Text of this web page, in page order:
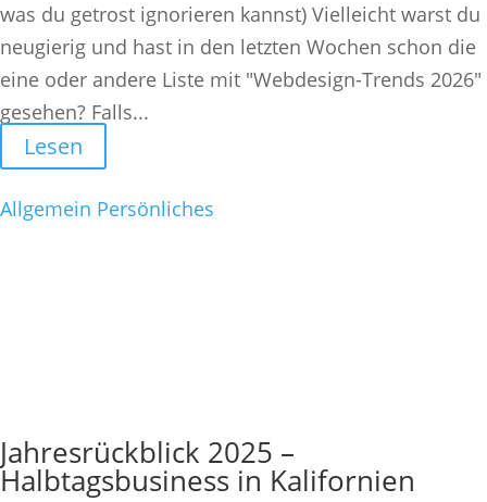
was du getrost ignorieren kannst) Vielleicht warst du
neugierig und hast in den letzten Wochen schon die
eine oder andere Liste mit "Webdesign-Trends 2026"
gesehen? Falls...
Lesen
Allgemein Persönliches
Jahresrückblick 2025 –
Halbtagsbusiness in Kalifornien